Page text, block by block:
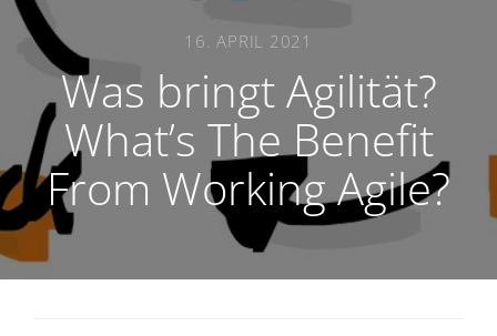
16. APRIL 2021
Was bringt Agilität?
What’s The Benefit
From Working Agile?